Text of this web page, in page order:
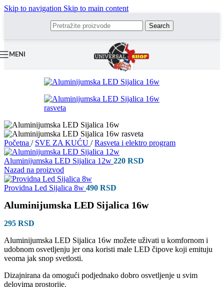
Skip to navigation Skip to main content
Search
MENI
Početna / SVE ZA KUĆU / Rasveta i elektro program
Aluminijumska LED Sijalica 12w 220 RSD
Nazad na proizvod
Providna Led Sijalica 8w 490 RSD
Aluminijumska LED Sijalica 16w
295 RSD
Aluminijumska LED Sijalica 16w možete uživati u komfornom i
udobnom osvetljenju jer ona koristi male LED čipove koji emituju
veoma jak snop svetlosti.
Dizajnirana da omogući podjednako dobro osvetljenje u svim
delovima prostorije.